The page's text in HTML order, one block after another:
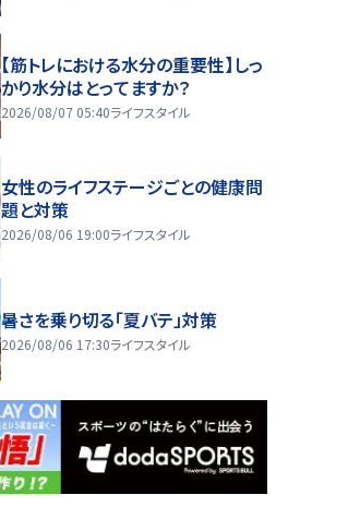
【筋トレにおける水分の重要性】しっ
かり水分はとってますか？
2026/08/07 05:40ライフスタイル
女性のライフステージごとの健康問
題と対策
2026/08/06 19:00ライフスタイル
暑さを乗り切る「夏バテ」対策
2026/08/06 17:30ライフスタイル